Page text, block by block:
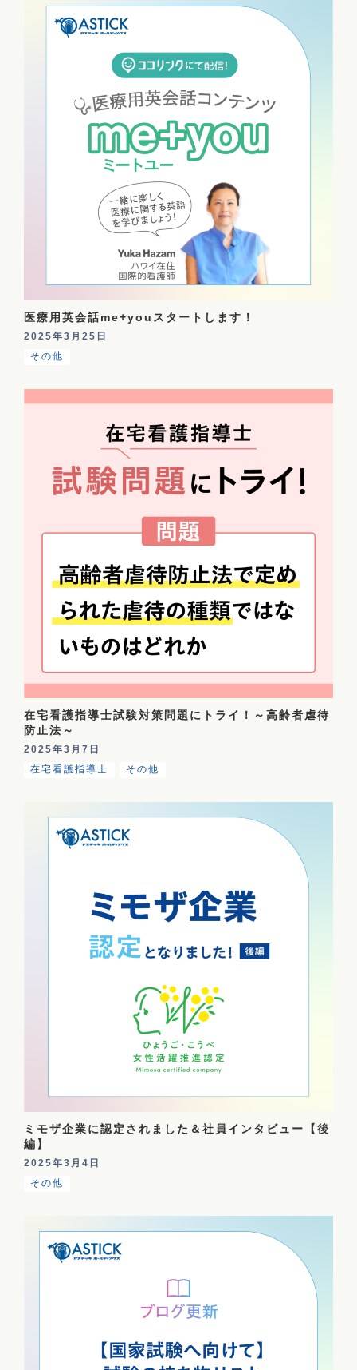
医療用英会話me+youスタートします！
2025年3月25日
その他
在宅看護指導士試験対策問題にトライ！～高齢者虐待
防止法～
2025年3月7日
在宅看護指導士
その他
ミモザ企業に認定されました＆社員インタビュー【後
編】
2025年3月4日
その他